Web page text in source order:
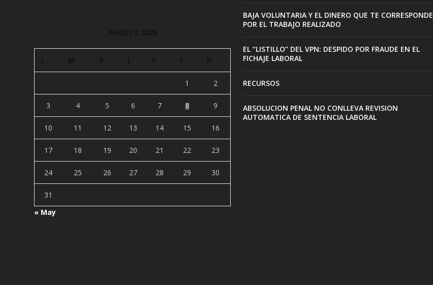
1 2
3 4 5 6 7 8 9
10 11 12 13 14 15 16
17 18 19 20 21 22 23
24 25 26 27 28 29 30
31
« May
BAJA VOLUNTARIA Y EL DINERO QUE TE CORRESPONDE
POR EL TRABAJO REALIZADO
EL “LISTILLO” DEL VPN: DESPIDO POR FRAUDE EN EL
FICHAJE LABORAL
RECURSOS
ABSOLUCION PENAL NO CONLLEVA REVISION
AUTOMATICA DE SENTENCIA LABORAL